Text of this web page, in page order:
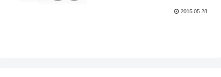
2015.05.28